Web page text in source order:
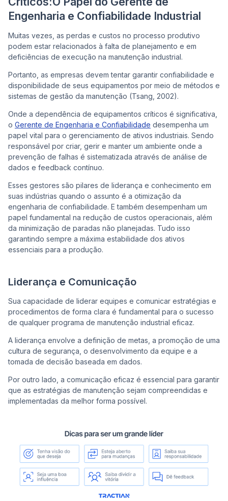
Engenharia e Confiabilidade Industrial
Muitas vezes, as perdas e custos no processo produtivo
podem estar relacionados à falta de planejamento e em
deficiências de execução na manutenção industrial.
Portanto, as empresas devem tentar garantir confiabilidade e
disponibilidade de seus equipamentos por meio de métodos e
sistemas de gestão da manutenção (Tsang, 2002).
Onde a dependência de equipamentos críticos é significativa,
o Gerente de Engenharia e Confiabilidade desempenha um
papel vital para o gerenciamento de ativos industriais. Sendo
responsável por criar, gerir e manter um ambiente onde a
prevenção de falhas é sistematizada através de análise de
dados e feedback contínuo.
Esses gestores são pilares de liderança e conhecimento em
suas indústrias quando o assunto é a otimização da
engenharia de confiabilidade. E também desempenham um
papel fundamental na redução de custos operacionais, além
da minimização de paradas não planejadas. Tudo isso
garantindo sempre a máxima estabilidade dos ativos
essenciais para a produção.
Liderança e Comunicação
Sua capacidade de liderar equipes e comunicar estratégias e
procedimentos de forma clara é fundamental para o sucesso
de qualquer programa de manutenção industrial eficaz.
A liderança envolve a definição de metas, a promoção de uma
cultura de segurança, o desenvolvimento da equipe e a
tomada de decisão baseada em dados.
Por outro lado, a comunicação eficaz é essencial para garantir
que as estratégias de manutenção sejam compreendidas e
implementadas da melhor forma possível.